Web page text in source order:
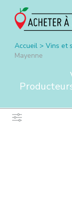
Accueil > Vins et
Mayenne